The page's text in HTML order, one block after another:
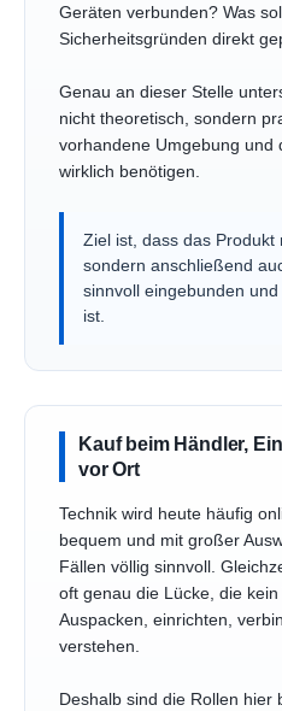
Geräten verbunden? Was
Sicherheitsgründen direkt
Genau an dieser Stelle
nicht theoretisch, sondern
vorhandene Umgebung und
wirklich benötigen.
Ziel ist, dass das Produkt
sondern anschließend
sinnvoll eingebunden
ist.
Kauf beim Händler,
vor Ort
Technik wird heute häufig
bequem und mit großer
Fällen völlig sinnvoll.
oft genau die Lücke, die
Auspacken, einrichten,
verstehen.
Deshalb sind die Rollen hier